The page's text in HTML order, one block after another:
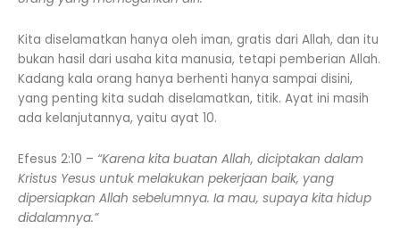
Kita diselamatkan hanya oleh iman, gratis dari Allah, dan itu
bukan hasil dari usaha kita manusia, tetapi pemberian Allah.
Kadang kala orang hanya berhenti hanya sampai disini,
yang penting kita sudah diselamatkan, titik. Ayat ini masih
ada kelanjutannya, yaitu ayat 10.
Efesus 2:10 – “Karena kita buatan Allah, diciptakan dalam
Kristus Yesus untuk melakukan pekerjaan baik, yang
dipersiapkan Allah sebelumnya. Ia mau, supaya kita hidup
didalamnya.”